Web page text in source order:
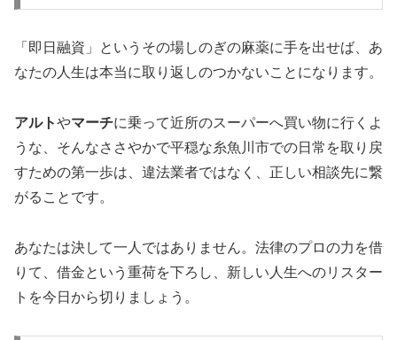
「即日融資」というその場しのぎの麻薬に手を出せば、あ
なたの人生は本当に取り返しのつかないことになります。
アルトやマーチに乗って近所のスーパーへ買い物に行くよ
うな、そんなささやかで平穏な糸魚川市での日常を取り戻
すための第一歩は、違法業者ではなく、正しい相談先に繋
がることです。
あなたは決して一人ではありません。法律のプロの力を借
りて、借金という重荷を下ろし、新しい人生へのリスター
トを今日から切りましょう。